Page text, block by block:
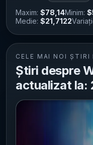
Maxim: $78,14Minim:
Medie: $21,7122
CELE MAI NOI ȘTIRI
Știri despre
actualizat la: